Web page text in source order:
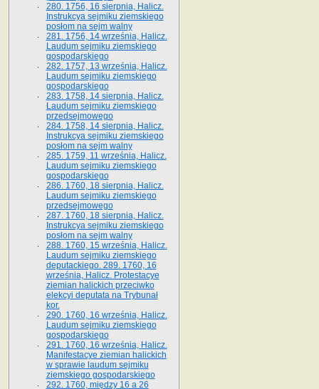
280. 1756, 16 sierpnia, Halicz.
Instrukcya sejmiku ziemskiego
posłom na sejm walny
281. 1756, 14 września, Halicz.
Laudum sejmiku ziemskiego
gospodarskiego
282. 1757, 13 września, Halicz.
Laudum sejmiku ziemskiego
gospodarskiego
283. 1758, 14 sierpnia, Halicz.
Laudum sejmiku ziemskiego
przedsejmowego
284. 1758, 14 sierpnia, Halicz.
Instrukcya sejmiku ziemskiego
posłom na sejm walny
285. 1759, 11 września, Halicz.
Laudum sejmiku ziemskiego
gospodarskiego
286. 1760, 18 sierpnia, Halicz.
Laudum sejmiku ziemskiego
przedsejmowego
287. 1760, 18 sierpnia, Halicz.
Instrukcya sejmiku ziemskiego
posłom na sejm walny
288. 1760, 15 września, Halicz.
Laudum sejmiku ziemskiego
deputackiego. 289. 1760, 16
września, Halicz. Protestacye
ziemian halickich przeciwko
elekcyi deputata na Trybunał
kor.
290. 1760, 16 września, Halicz.
Laudum sejmiku ziemskiego
gospodarskiego
291. 1760, 16 września, Halicz.
Manifestacye ziemian halickich
w sprawie laudum sejmiku
ziemskiego gospodarskiego
292. 1760, między 16 a 26